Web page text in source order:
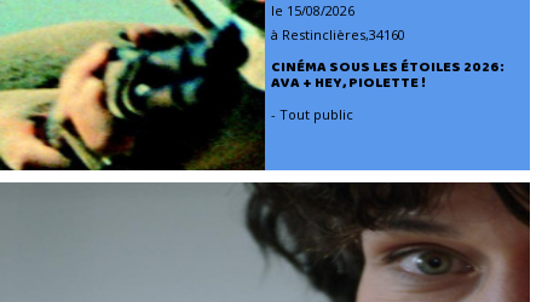
le 15/08/2026
à Restinclières,34160
CINÉMA SOUS LES ÉTOILES 2026:
AVA + HEY, PIOLETTE !
- Tout public